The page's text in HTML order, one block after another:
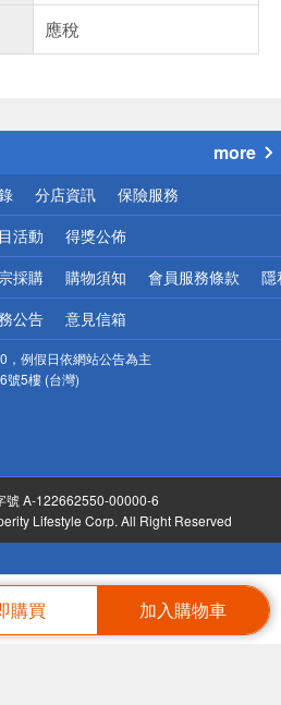
購買 加入購物車
應稅
小心！
more
分店資訊 保險服務
活動 得獎公佈
採購 購物須知 會員服務條款 隱
公告 意見信箱
，例假日依網站公告為主
號5樓 (台灣)
號 A-122662550-00000-6
Lifestyle Corp. All Right Reserved